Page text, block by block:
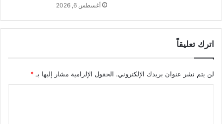
أغسطس 6, 2026
اترك تعليقاً
لن يتم نشر عنوان بريدك الإلكتروني. الحقول الإلزامية مشار إليها بـ *